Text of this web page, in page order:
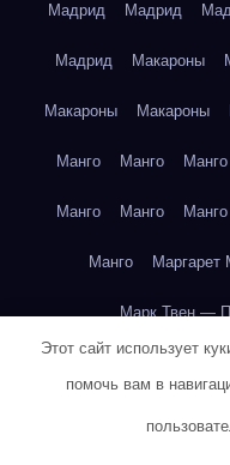
Мадрид Мадрид
Мадрид Макароны
Макароны Макароны
Манго Манго Манго
Манго Манго Манго
Манго Маргарет
Марк Твен —
Марк Твен —
Этот сайт использует
помочь вам в